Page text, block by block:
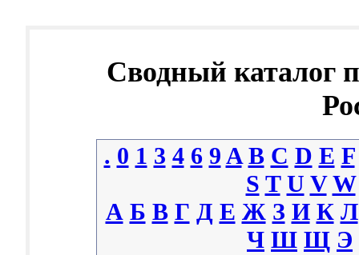
Сводный каталог
. 0 1 3 4 6 9 A B C D E F
S T U V W
А Б В Г Д Е Ж З И К Л
Ч Ш Щ Э